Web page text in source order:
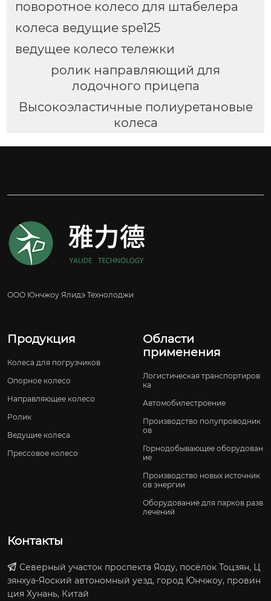
поворотное колесо для штабелера
колеса ведущие spe125
ведущее колесо тележки
ролик направляющий для
лодочного прицепа
Высокоэластичные полиуретановые
колеса
ООО Юнчжоу Ялидэ Технолоджи
Продукция
Колеса для погрузчиков
Опорное колесо
Направляющее колесо
Ролик
Ведущие колеса
Прессовое колесо
Области
применения
Логистическая транспортиров
ка
Автомобилестроение
Производство полупроводник
ов
Горнодобывающее оборудован
ие
Производство новых источник
ов энергии
Оборудование для парков разв
лечений
Контакты
Северный участок проспекта Яоду, посёлок Тоцзян, Ц
зянхуа-Яоский автономный уезд, город Юнчжоу, провин
ция Хунань, Китай